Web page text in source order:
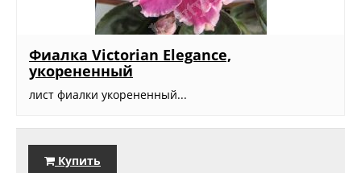
Фиалка Victorian Elegance,
укорененный
лист фиалки укорененный...
Купить